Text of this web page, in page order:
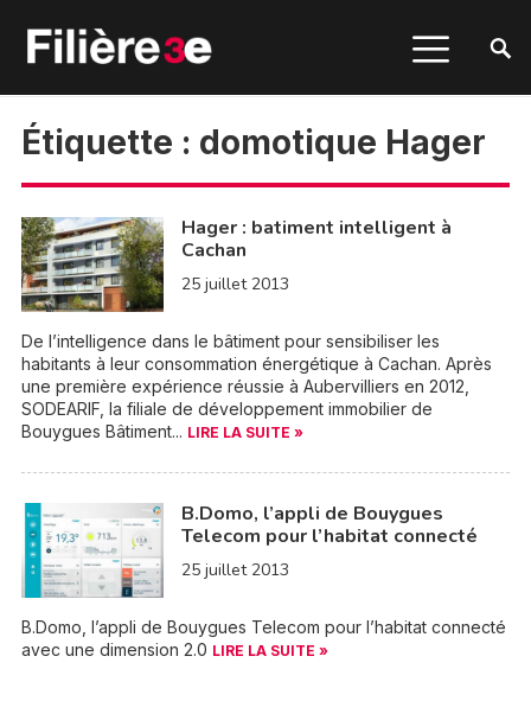
Étiquette : domotique Hager
Hager : batiment intelligent à
Cachan
25 juillet 2013
De l’intelligence dans le bâtiment pour sensibiliser les
habitants à leur consommation énergétique à Cachan. Après
une première expérience réussie à Aubervilliers en 2012,
SODEARIF, la filiale de développement immobilier de
Bouygues Bâtiment... LIRE LA SUITE »
B.Domo, l’appli de Bouygues
Telecom pour l’habitat connecté
25 juillet 2013
B.Domo, l’appli de Bouygues Telecom pour l’habitat connecté
avec une dimension 2.0 LIRE LA SUITE »